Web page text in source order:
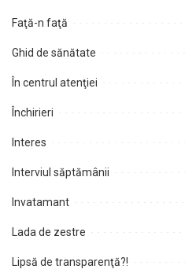
Faţă-n faţă
Ghid de sănătate
În centrul atenţiei
Închirieri
Interes
Interviul săptămânii
Invatamant
Lada de zestre
Lipsă de transparenţă?!